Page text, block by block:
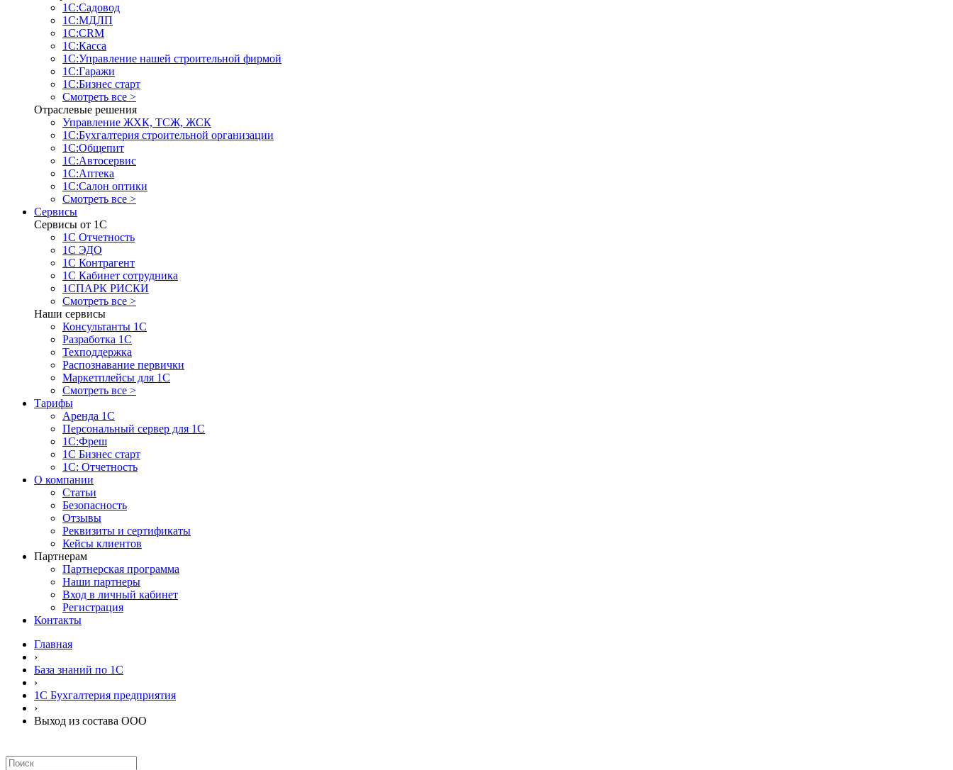
1С:Садовод
1С:МДЛП
1С:CRM
1С:Касса
1С:Управление нашей строительной фирмой
1С:Гаражи
1С:Бизнес старт
Смотреть все >
Отраслевые решения
Управление ЖХК, ТСЖ, ЖСК
1С:Бухгалтерия строительной организации
1С:Общепит
1С:Автосервис
1С:Аптека
1С:Салон оптики
Смотреть все >
Сервисы
Сервисы от 1С
1С Отчетность
1С ЭДО
1С Контрагент
1С Кабинет сотрудника
1СПАРК РИСКИ
Смотреть все >
Наши сервисы
Консультанты 1С
Разработка 1С
Техподдержка
Распознавание первички
Маркетплейсы для 1С
Смотреть все >
Тарифы
Аренда 1С
Персональный сервер для 1С
1С:Фреш
1С Бизнес старт
1С: Отчетность
О компании
Статьи
Безопасность
Отзывы
Реквизиты и сертификаты
Кейсы клиентов
Партнерам
Партнерская программа
Наши партнеры
Вход в личный кабинет
Регистрация
Контакты
Главная
›
База знаний по 1С
›
1С Бухгалтерия предприятия
›
Выход из состава ООО